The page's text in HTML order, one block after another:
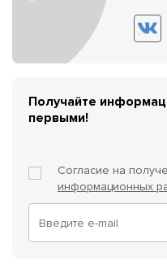
Получайте
первыми!
Согласие на
информационных